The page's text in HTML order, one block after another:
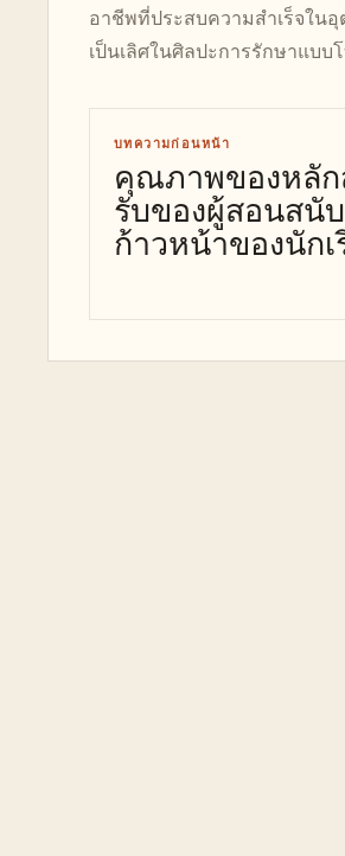
อาชีพที่ประสบความสำเร็จใน
เป็นเลิศในศิลปะการรักษาแบ
บทความก่อนหน้า
คุณภาพของหลัก
รับของผู้สอนสนั
ก้าวหน้าของนักเ